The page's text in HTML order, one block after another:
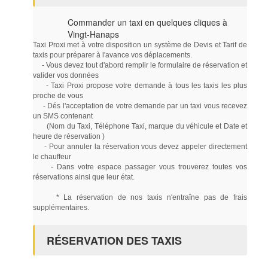
Commander un taxi en quelques cliques à
Vingt-Hanaps
Taxi Proxi met à votre disposition un système de Devis et Tarif de
taxis pour préparer à l'avance vos déplacements.
- Vous devez tout d'abord remplir le formulaire de réservation et
valider vos données
- Taxi Proxi propose votre demande à tous les taxis les plus
proche de vous
- Dés l'acceptation de votre demande par un taxi vous recevez
un SMS contenant
(Nom du Taxi, Téléphone Taxi, marque du véhicule et Date et
heure de réservation )
- Pour annuler la réservation vous devez appeler directement
le chauffeur
- Dans votre espace passager vous trouverez toutes vos
réservations ainsi que leur état.
* La réservation de nos taxis n'entraîne pas de frais
supplémentaires.
RÉSERVATION DES TAXIS